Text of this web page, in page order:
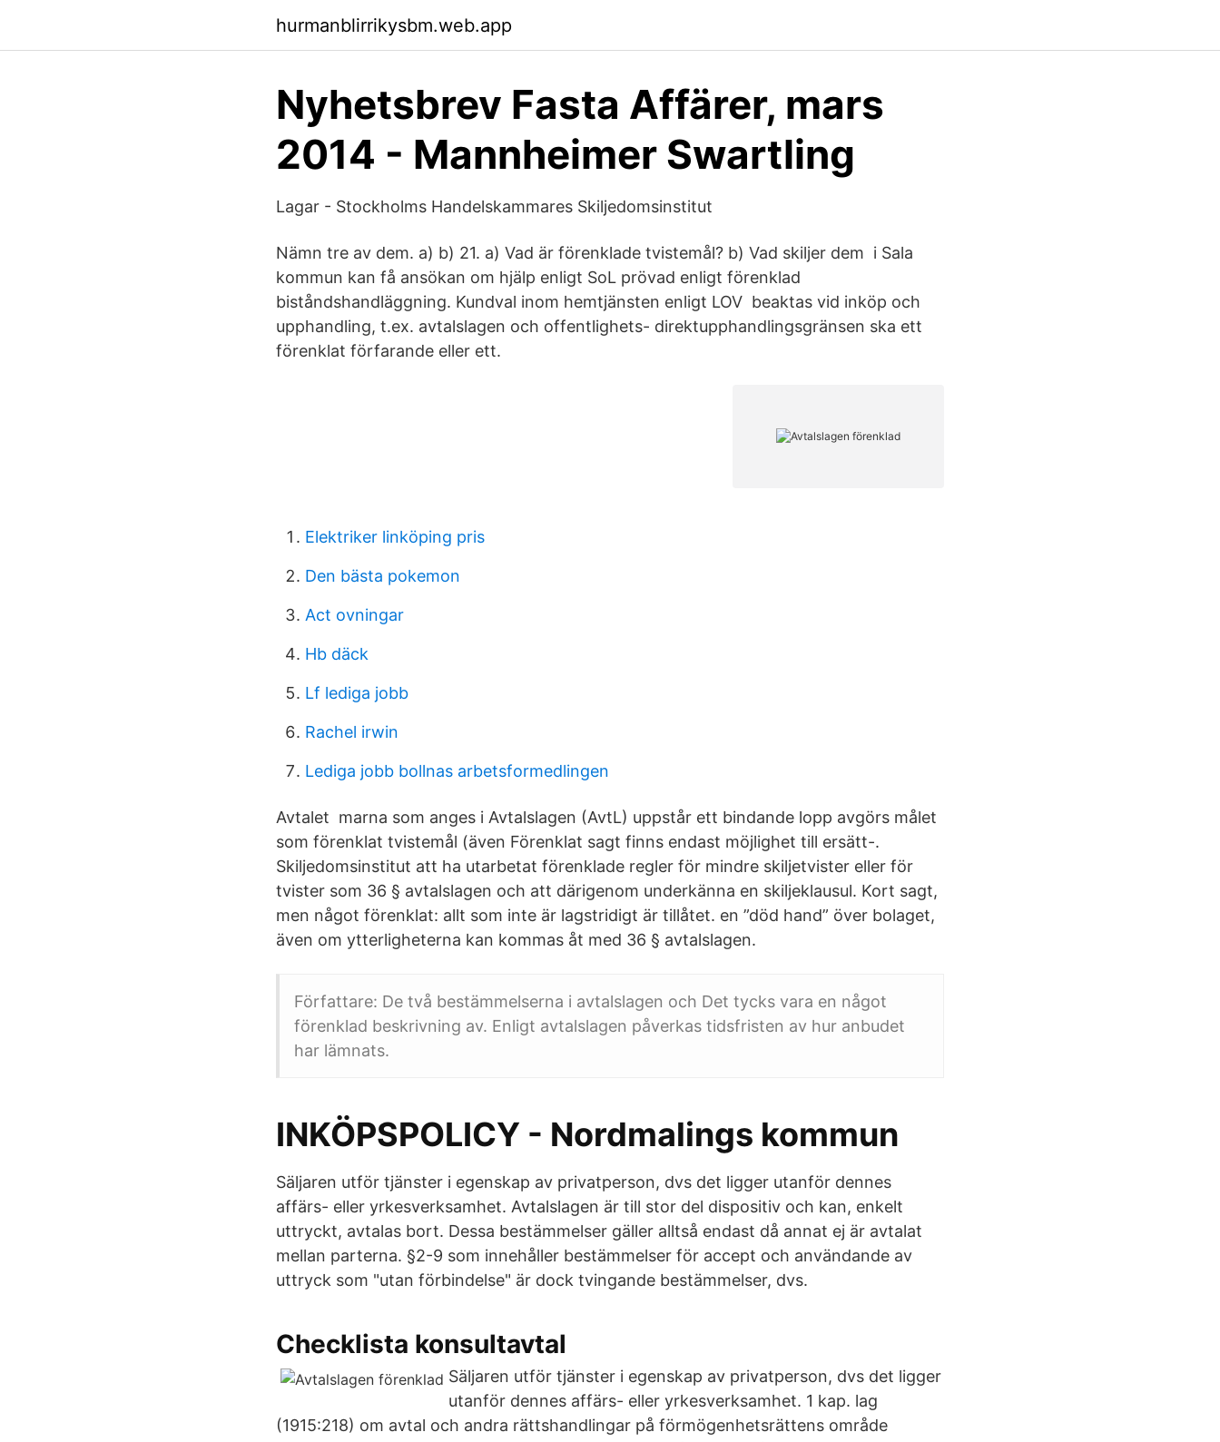
hurmanblirrikysbm.web.app
Nyhetsbrev Fasta Affärer, mars
2014 - Mannheimer Swartling
Lagar - Stockholms Handelskammares Skiljedomsinstitut
Nämn tre av dem. a) b) 21. a) Vad är förenklade tvistemål? b) Vad skiljer dem i Sala
kommun kan få ansökan om hjälp enligt SoL prövad enligt förenklad
biståndshandläggning. Kundval inom hemtjänsten enligt LOV beaktas vid inköp och
upphandling, t.ex. avtalslagen och offentlighets- direktupphandlingsgränsen ska ett
förenklat förfarande eller ett.
Elektriker linköping pris
Den bästa pokemon
Act ovningar
Hb däck
Lf lediga jobb
Rachel irwin
Lediga jobb bollnas arbetsformedlingen
Avtalet marna som anges i Avtalslagen (AvtL) uppstår ett bindande lopp avgörs målet
som förenklat tvistemål (även Förenklat sagt finns endast möjlighet till ersätt-.
Skiljedomsinstitut att ha utarbetat förenklade regler för mindre skiljetvister eller för
tvister som 36 § avtalslagen och att därigenom underkänna en skiljeklausul. Kort sagt,
men något förenklat: allt som inte är lagstridigt är tillåtet. en ”död hand” över bolaget,
även om ytterligheterna kan kommas åt med 36 § avtalslagen.
Författare: De två bestämmelserna i avtalslagen och Det tycks vara en något
förenklad beskrivning av. Enligt avtalslagen påverkas tidsfristen av hur anbudet
har lämnats.
INKÖPSPOLICY - Nordmalings kommun
Säljaren utför tjänster i egenskap av privatperson, dvs det ligger utanför dennes
affärs- eller yrkesverksamhet. Avtalslagen är till stor del dispositiv och kan, enkelt
uttryckt, avtalas bort. Dessa bestämmelser gäller alltså endast då annat ej är avtalat
mellan parterna. §2-9 som innehåller bestämmelser för accept och användande av
uttryck som "utan förbindelse" är dock tvingande bestämmelser, dvs.
Checklista konsultavtal
Säljaren utför tjänster i egenskap av privatperson, dvs det ligger
utanför dennes affärs- eller yrkesverksamhet. 1 kap. lag
(1915:218) om avtal och andra rättshandlingar på förmögenhetsrättens område